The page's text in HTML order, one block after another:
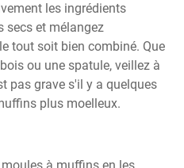
les ingrédients
secs et mélangez
tout soit bien combiné. Que
ou une spatule, veillez à
pas grave s'il y a quelques
plus moelleux.